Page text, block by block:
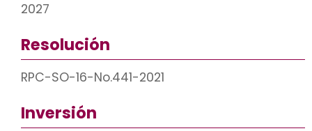
2027
Resolución
RPC-SO-16-No.441-2021
Inversión